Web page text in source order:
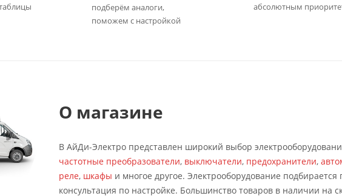
подберём аналоги,
поможем с настройкой
абсолютным
О магазине
В АйДи-Электро представлен широкий выбор
частотные преобразователи, выключатели, предохранители,
реле, шкафы и многое другое. Электрооборудование подбирается
консультация по настройке. Большинство товаров в наличии на